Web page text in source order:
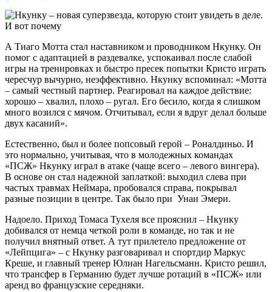
А Тиаго Мотта стал наставником и проводником Нкунку. Он
помог с адаптацией в раздевалке, успокаивал после слабой
игры на тренировках и быстро пресек попытки Кристо играть
чересчур вычурно, неэффективно. Нкунку вспоминал: «Мотта
– самый честный партнер. Реагировал на каждое действие:
хорошо – хвалил, плохо – ругал. Его бесило, когда я слишком
много возился с мячом. Отчитывал, если я вдруг делал больше
двух касаний».
Естественно, был и более попсовый герой – Роналдиньо. И
это нормально, учитывая, что в молодежных командах
«ПСЖ» Нкунку играл в атаке (чаще всего – левого вингера).
В основе он стал надежной заплаткой: выходил слева при
частых травмах Неймара, пробовался справа, покрывал
разные позиции в центре. Так было при Унаи Эмери.
Надоело. Приход Томаса Тухеля все прояснил – Нкунку
добивался от немца четкой роли в команде, но так и не
получил внятный ответ. А тут прилетело предложение от
«Лейпцига» – с Нкунку разговаривал и спортдир Маркус
Креше, и главный тренер Юлиан Нагельсманн. Кристо решил,
что трансфер в Германию будет лучше ротаций в «ПСЖ» или
аренд во французские середняки.